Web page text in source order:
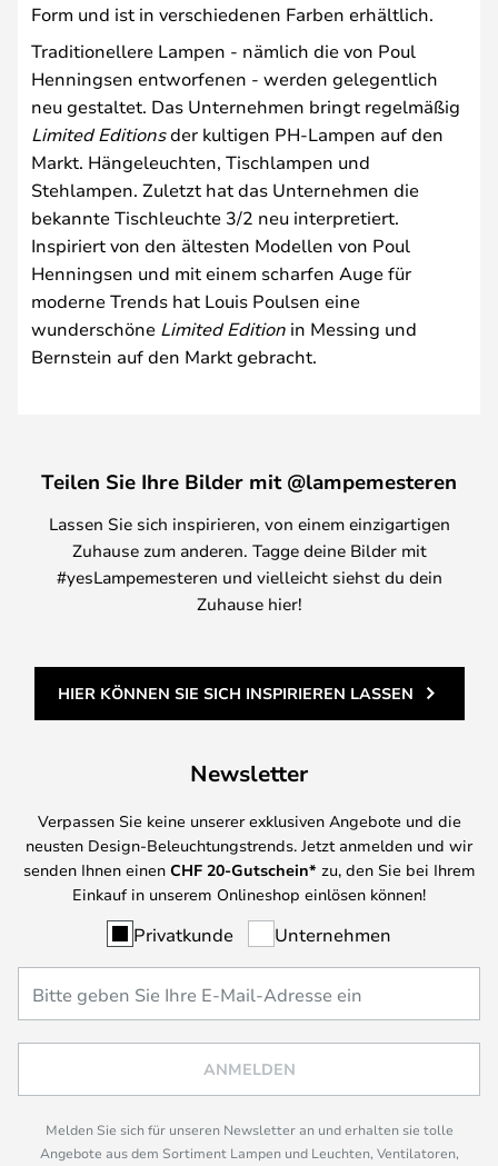
Form und ist in verschiedenen Farben erhältlich.
Traditionellere Lampen - nämlich die von Poul
Henningsen entworfenen - werden gelegentlich
neu gestaltet. Das Unternehmen bringt regelmäßig
Limited Editionsder kultigen PH-Lampen auf den
Markt. Hängeleuchten, Tischlampen und
Stehlampen. Zuletzt hat das Unternehmen die
bekannte Tischleuchte 3/2 neu interpretiert.
Inspiriert von den ältesten Modellen von Poul
Henningsen und mit einem scharfen Auge für
moderne Trends hat Louis Poulsen eine
wunderschöne Limited Edition in Messing und
Bernstein auf den Markt gebracht.
Teilen Sie Ihre Bilder mit @lampemesteren
Lassen Sie sich inspirieren, von einem einzigartigen
Zuhause zum anderen. Tagge deine Bilder mit
#yesLampemesteren und vielleicht siehst du dein
Zuhause hier!
HIER KÖNNEN SIE SICH INSPIRIEREN LASSEN
Newsletter
Verpassen Sie keine unserer exklusiven Angebote und die
neusten Design-Beleuchtungstrends. Jetzt anmelden und wir
senden Ihnen einen CHF 20-Gutschein* zu, den Sie bei Ihrem
Einkauf in unserem Onlineshop einlösen können!
Privatkunde Unternehmen
ANMELDEN
Melden Sie sich für unseren Newsletter an und erhalten sie tolle
Angebote aus dem Sortiment Lampen und Leuchten, Ventilatoren,